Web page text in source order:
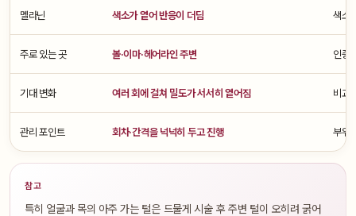
멜라닌 색소가 옅어 반응이 더딤 색소
주로 있는 곳 볼·이마·헤어라인 주변 인중
기대 변화 여러 회에 걸쳐 밀도가 서서히 옅어짐 비교
관리 포인트 회차·간격을 넉넉히 두고 진행 부위
참고
특히 얼굴과 목의 아주 가는 털은 드물게 시술 후 주변 털이 오히려 굵어